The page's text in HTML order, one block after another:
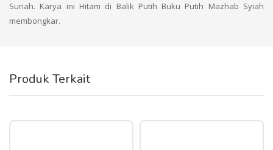
Suriah. Karya ini Hitam di Balik Putih Buku Putih Mazhab Syiah
membongkar.
Produk Terkait